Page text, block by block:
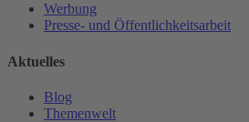
Werbung
Presse- und Öffentlichkeitsarbeit
Aktuelles
Blog
Themenwelt